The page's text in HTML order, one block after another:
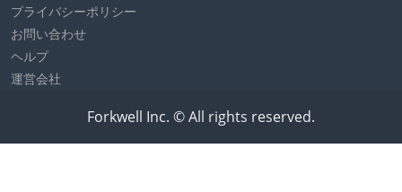
プライバシーポリシー
お問い合わせ
ヘルプ
運営会社
Forkwell Inc. © All rights reserved.